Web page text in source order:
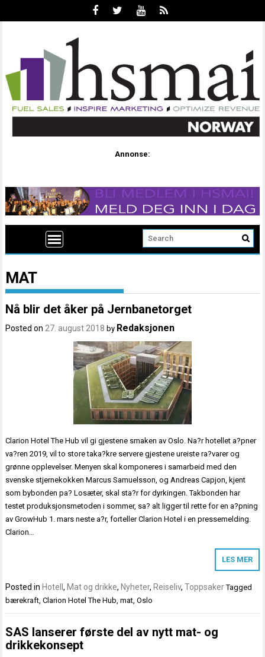
Annonse:
MAT
Nå blir det åker på Jernbanetorget
Posted on27. august 2018 by Redaksjonen
Clarion Hotel The Hub vil gi gjestene smaken av Oslo. Na?r hotellet a?pner
va?ren 2019, vil to store taka?kre servere gjestene ureiste ra?varer og
grønne opplevelser. Menyen skal komponeres i samarbeid med den
svenske stjernekokken Marcus Samuelsson, og Andreas Capjon, kjent
som bybonden pa? Losæter, skal sta?r for dyrkingen. Takbonden har
testet produksjonsmetoden i sommer, sa? alt ligger til rette for en a?pning
av GrowHub 1. mars neste a?r, forteller Clarion Hotel i en pressemelding.
Clarion…
LES MER
Posted in Hotell, Mat og drikke, Nyheter, Reiseliv,Toppsaker Tagged
bærekraft,Clarion Hotel The Hub,mat,Oslo
SAS lanserer første del av nytt mat- og
drikkekonsept